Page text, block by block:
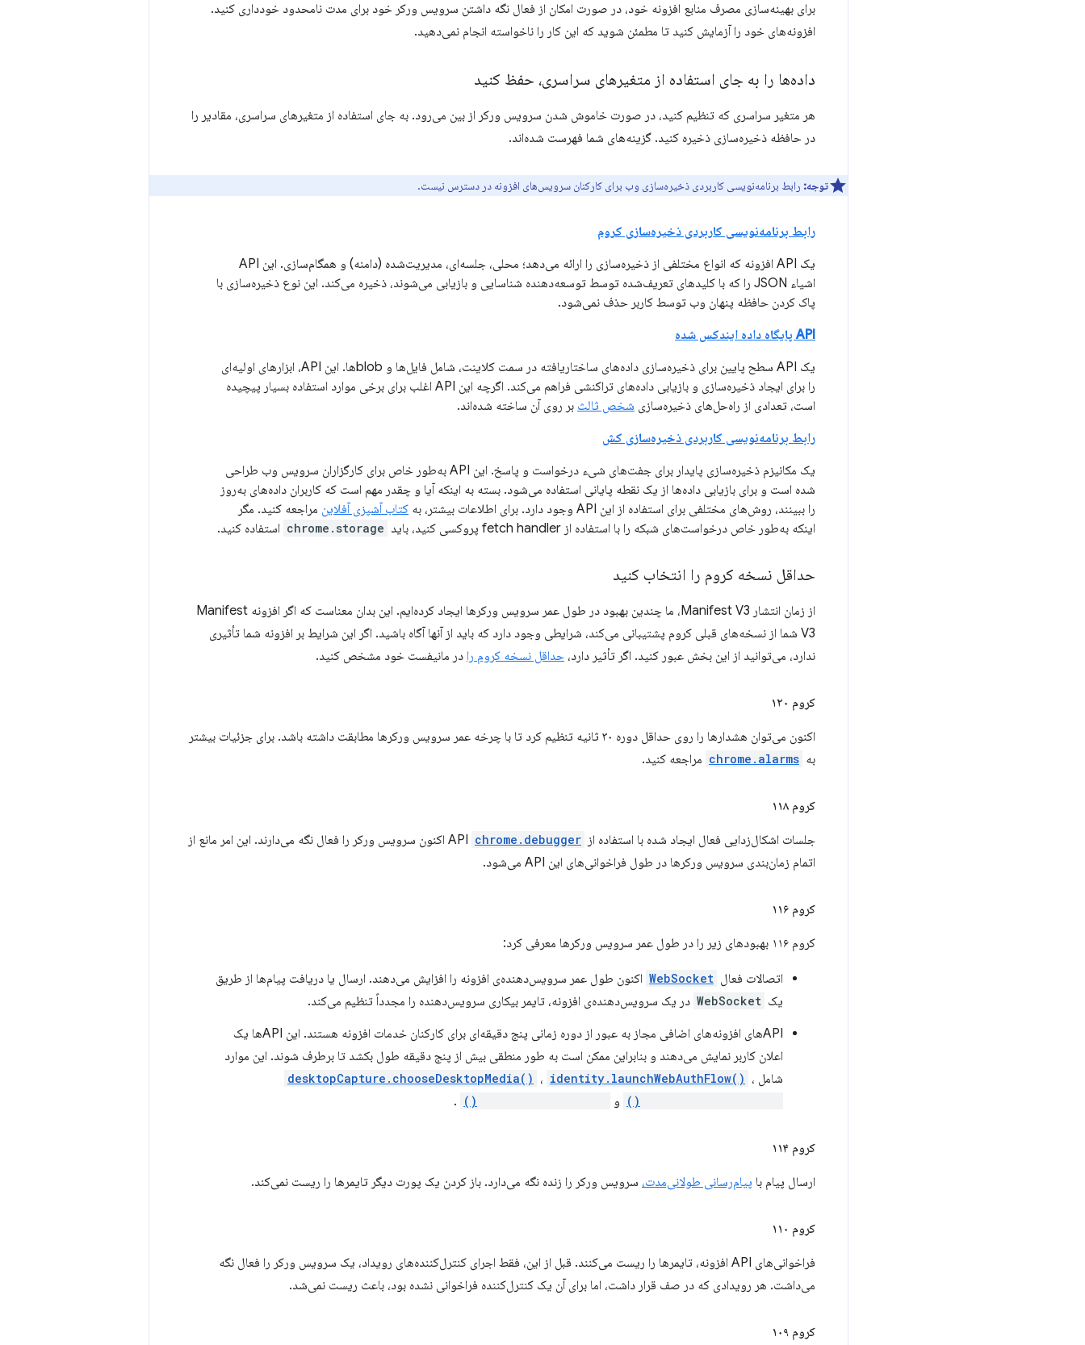
برای بهینه‌سازی مصرف منابع افزونه خود، در صورت امکان از فعال نگه داشتن سرویس ورکر خود برای مدت نامحدود خودداری کنید.
افزونه‌های خود را آزمایش کنید تا مطمئن شوید که این کار را ناخواسته انجام نمی‌دهید.
داده‌ها را به جای استفاده از متغیرهای سراسری، حفظ کنید
هر متغیر سراسری که تنظیم کنید، در صورت خاموش شدن سرویس ورکر از بین می‌رود. به جای استفاده از متغیرهای سراسری، مقادیر را
در حافظه ذخیره‌سازی ذخیره کنید. گزینه‌های شما فهرست شده‌اند.
توجه: رابط برنامه‌نویسی کاربردی ذخیره‌سازی وب برای کارکنان سرویس‌های افزونه در دسترس نیست.
رابط برنامه‌نویسی کاربردی ذخیره‌سازی کروم
یک API افزونه که انواع مختلفی از ذخیره‌سازی را ارائه می‌دهد؛ محلی، جلسه‌ای، مدیریت‌شده (دامنه) و همگام‌سازی. این API
اشیاء JSON را که با کلیدهای تعریف‌شده توسط توسعه‌دهنده شناسایی و بازیابی می‌شوند، ذخیره می‌کند. این نوع ذخیره‌سازی با
پاک کردن حافظه پنهان وب توسط کاربر حذف نمی‌شود.
API پایگاه داده ایندکس شده
یک API سطح پایین برای ذخیره‌سازی داده‌های ساختاریافته در سمت کلاینت، شامل فایل‌ها و blobها. این API، ابزارهای اولیه‌ای
را برای ایجاد ذخیره‌سازی و بازیابی داده‌های تراکنشی فراهم می‌کند. اگرچه این API اغلب برای برخی موارد استفاده بسیار پیچیده
است، تعدادی از راه‌حل‌های ذخیره‌سازی شخص ثالث بر روی آن ساخته شده‌اند.
رابط برنامه‌نویسی کاربردی ذخیره‌سازی کش
یک مکانیزم ذخیره‌سازی پایدار برای جفت‌های شیء درخواست و پاسخ. این API به‌طور خاص برای کارگزاران سرویس وب طراحی
شده است و برای بازیابی داده‌ها از یک نقطه پایانی استفاده می‌شود. بسته به اینکه آیا و چقدر مهم است که کاربران داده‌های به‌روز
را ببینند، روش‌های مختلفی برای استفاده از این API وجود دارد. برای اطلاعات بیشتر، به
کتاب آشپزی آفلاین مراجعه کنید. مگر
اینکه به‌طور خاص درخواست‌های شبکه را با استفاده از fetch handler پروکسی کنید، باید
chrome.storage استفاده کنید.
حداقل نسخه کروم را انتخاب کنید
از زمان انتشار Manifest V3، ما چندین بهبود در طول عمر سرویس ورکرها ایجاد کرده‌ایم. این بدان معناست که اگر افزونه Manifest
V3 شما از نسخه‌های قبلی کروم پشتیبانی می‌کند، شرایطی وجود دارد که باید از آنها آگاه باشید. اگر این شرایط بر افزونه شما تأثیری
ندارد، می‌توانید از این بخش عبور کنید. اگر تأثیر دارد، حداقل نسخه کروم را در مانیفست خود مشخص کنید.
کروم ۱۲۰
اکنون می‌توان هشدارها را روی حداقل دوره ۳۰ ثانیه تنظیم کرد تا با چرخه عمر سرویس ورکرها مطابقت داشته باشد. برای جزئیات بیشتر
به chrome.alarms مراجعه کنید.
کروم ۱۱۸
جلسات اشکال‌زدایی فعال ایجاد شده با استفاده از API chrome.debugger
اکنون سرویس ورکر را فعال نگه می‌دارند. این امر مانع از
اتمام زمان‌بندی سرویس ورکرها در طول فراخوانی‌های این API می‌شود.
کروم ۱۱۶
کروم ۱۱۶ بهبودهای زیر را در طول عمر سرویس ورکرها معرفی کرد:
اتصالات فعال WebSocket اکنون طول عمر سرویس‌دهنده‌ی افزونه را افزایش می‌دهند. ارسال یا دریافت پیام‌ها از طریق
یک WebSocket در یک سرویس‌دهنده‌ی افزونه، تایمر بیکاری سرویس‌دهنده را مجدداً تنظیم می‌کند.
APIهای افزونه‌های اضافی مجاز به عبور از دوره زمانی پنج دقیقه‌ای برای کارکنان خدمات افزونه هستند. این APIها یک
اعلان کاربر نمایش می‌دهند و بنابراین ممکن است به طور منطقی بیش از پنج دقیقه طول بکشد تا برطرف شوند. این موارد
شامل
desktopCapture.chooseDesktopMedia() ، identity.launchWebAuthFlow() ،
و .
کروم ۱۱۴
ارسال پیام با پیام‌رسانی طولانی‌مدت، سرویس ورکر را زنده نگه می‌دارد. باز کردن یک پورت دیگر تایمرها را ریست نمی‌کند.
کروم ۱۱۰
فراخوانی‌های API افزونه، تایمرها را ریست می‌کنند. قبل از این، فقط اجرای کنترل‌کننده‌های رویداد، یک سرویس ورکر را فعال نگه
می‌داشت. هر رویدادی که در صف قرار داشت، اما برای آن یک کنترل‌کننده فراخوانی نشده بود، باعث ریست نمی‌شد.
کروم ۱۰۹